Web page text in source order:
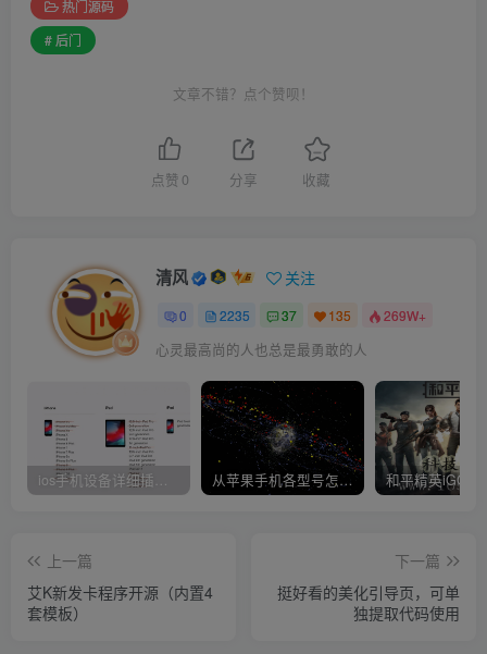
热门源码
# 后门
文章不错？点个赞呗！
点赞 0 分享 收藏
清风 关注
0 2235 37 135 269W+
心灵最高尚的人也总是最勇敢的人
从苹果手机各型号怎么越狱到怎么开科技完整教程
上一篇
艾K新发卡程序开源（内置4
套模板）
下一篇
挺好看的美化引导页，可单
独提取代码使用